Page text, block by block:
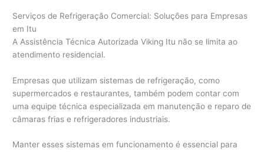
Serviços de Refrigeração Comercial: Soluções para Empresas
em Itu
A Assistência Técnica Autorizada Viking Itu não se limita ao
atendimento residencial.
Empresas que utilizam sistemas de refrigeração, como
supermercados e restaurantes, também podem contar com
uma equipe técnica especializada em manutenção e reparo de
câmaras frias e refrigeradores industriais.
Manter esses sistemas em funcionamento é essencial para